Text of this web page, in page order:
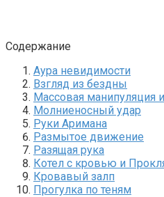
Содержание
Аура невидимости
Взгляд из бездны
Массовая манипуляция
Молниеносный удар
Руки Аримана
Размытое движение
Разящая рука
Котел с кровью и
Кровавый залп
Прогулка по теням